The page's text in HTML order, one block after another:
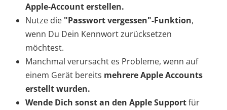
Apple-Accounterstellen.
Nutze die "Passwort vergessen"-Funktion,
wenn Du Dein Kennwort zurücksetzen
möchtest.
Manchmal verursacht es Probleme, wenn auf
einem Gerät bereits mehrere Apple Accounts
erstellt wurden.
Wende Dich sonst an den Apple Supportfür